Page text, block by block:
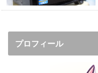
プロフィール